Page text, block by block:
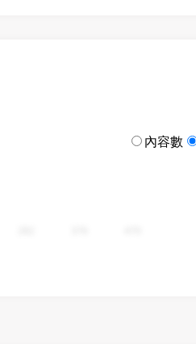
內容數